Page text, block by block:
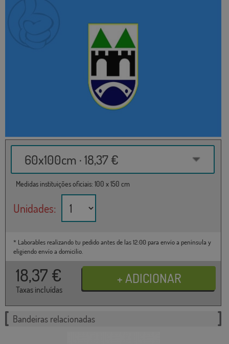
60x100cm · 18,37 €
Medidas instituições oficiais: 100 x 150 cm
Unidades:
* Laborables realizando tu pedido antes de las 12:00 para envío a península y
eligiendo envío a domicilio.
18,37 €
Taxas incluídas
Bandeiras relacionadas